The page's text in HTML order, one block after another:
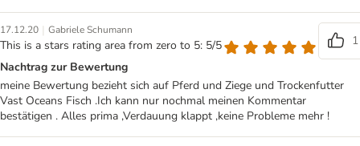
17.12.20 | Gabriele Schumann
This is a stars rating area from zero to 5: 5/5
1
Nachtrag zur Bewertung
meine Bewertung bezieht sich auf Pferd und Ziege und Trockenfutter
Vast Oceans Fisch .Ich kann nur nochmal meinen Kommentar
bestätigen . Alles prima ,Verdauung klappt ,keine Probleme mehr !